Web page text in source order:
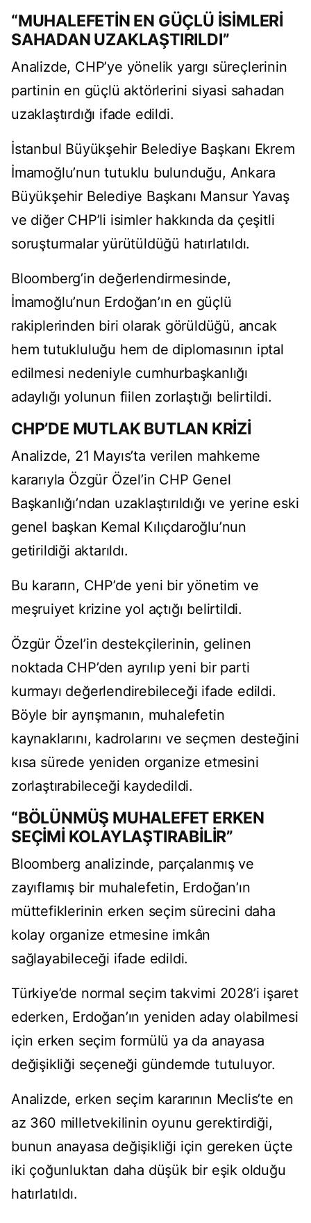
“MUHALEFETİN EN GÜÇLÜ İSİMLERİ
SAHADAN UZAKLAŞTIRILDI”
Analizde, CHP’ye yönelik yargı süreçlerinin
partinin en güçlü aktörlerini siyasi sahadan
uzaklaştırdığı ifade edildi.
İstanbul Büyükşehir Belediye Başkanı Ekrem
İmamoğlu’nun tutuklu bulunduğu, Ankara
Büyükşehir Belediye Başkanı Mansur Yavaş
ve diğer CHP’li isimler hakkında da çeşitli
soruşturmalar yürütüldüğü hatırlatıldı.
Bloomberg’in değerlendirmesinde,
İmamoğlu’nun Erdoğan’ın en güçlü
rakiplerinden biri olarak görüldüğü, ancak
hem tutukluluğu hem de diplomasının iptal
edilmesi nedeniyle cumhurbaşkanlığı
adaylığı yolunun fiilen zorlaştığı belirtildi.
CHP’DE MUTLAK BUTLAN KRİZİ
Analizde, 21 Mayıs’ta verilen mahkeme
kararıyla Özgür Özel’in CHP Genel
Başkanlığı’ndan uzaklaştırıldığı ve yerine eski
genel başkan Kemal Kılıçdaroğlu’nun
getirildiği aktarıldı.
Bu kararın, CHP’de yeni bir yönetim ve
meşruiyet krizine yol açtığı belirtildi.
Özgür Özel’in destekçilerinin, gelinen
noktada CHP’den ayrılıp yeni bir parti
kurmayı değerlendirebileceği ifade edildi.
Böyle bir ayrışmanın, muhalefetin
kaynaklarını, kadrolarını ve seçmen desteğini
kısa sürede yeniden organize etmesini
zorlaştırabileceği kaydedildi.
“BÖLÜNMÜŞ MUHALEFET ERKEN
SEÇİMİ KOLAYLAŞTIRABİLİR”
Bloomberg analizinde, parçalanmış ve
zayıflamış bir muhalefetin, Erdoğan’ın
müttefiklerinin erken seçim sürecini daha
kolay organize etmesine imkân
sağlayabileceği ifade edildi.
Türkiye’de normal seçim takvimi 2028’i işaret
ederken, Erdoğan’ın yeniden aday olabilmesi
için erken seçim formülü ya da anayasa
değişikliği seçeneği gündemde tutuluyor.
Analizde, erken seçim kararının Meclis’te en
az 360 milletvekilinin oyunu gerektirdiği,
bunun anayasa değişikliği için gereken üçte
iki çoğunluktan daha düşük bir eşik olduğu
hatırlatıldı.